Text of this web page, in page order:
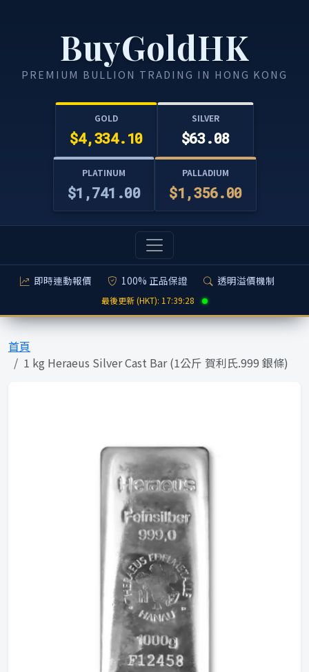
BuyGoldHK
PREMIUM BULLION TRADING IN HONG KONG
GOLD
$4,334.10
SILVER
$63.08
PLATINUM
$1,741.00
PALLADIUM
$1,356.00
即時連動報價 100% 正品保證 透明溢價機制
最後更新 (HKT): 17:39:29
首頁
1 kg Heraeus Silver Cast Bar (1公斤 賀利氏.999 銀條)